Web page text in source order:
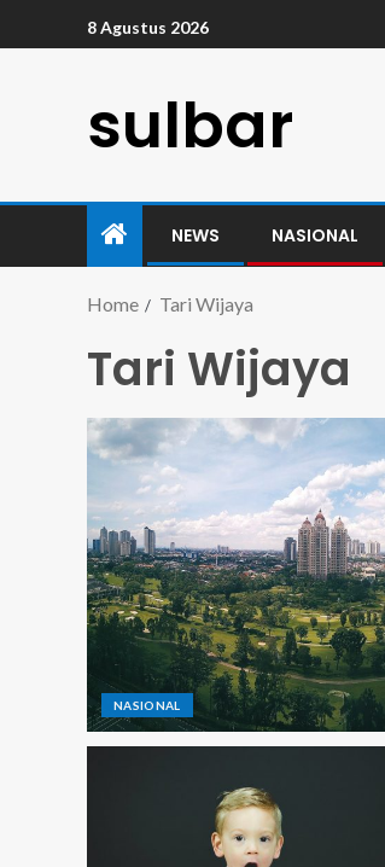
8 Agustus 2026
sulbar
NEWS NASIONAL
Home Tari Wijaya
Tari Wijaya
NASIONAL